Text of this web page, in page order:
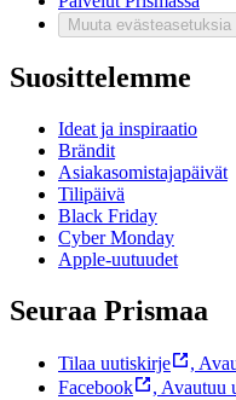
Muuta evästeasetuksia
Suosittelemme
Ideat ja inspiraatio
Brändit
Asiakasomistajapäivät
Tilipäivä
Black Friday
Cyber Monday
Apple-uutuudet
Seuraa Prismaa
Tilaa uutiskirje ,
Facebook
, Avautuu